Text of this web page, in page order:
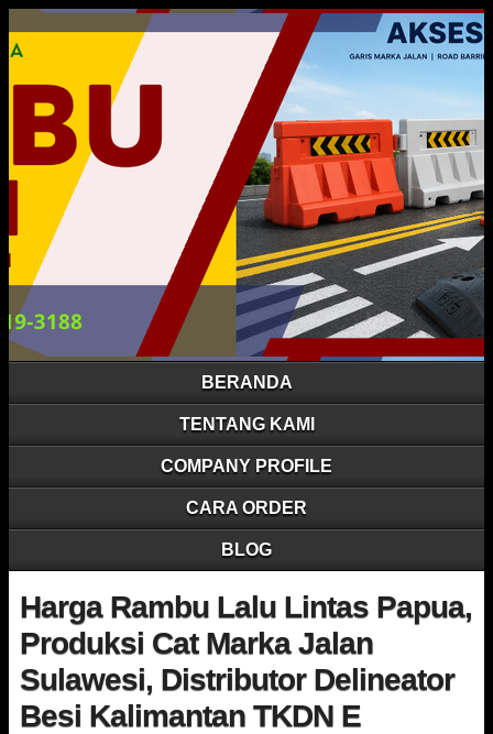
BERANDA
TENTANG KAMI
COMPANY PROFILE
CARA ORDER
BLOG
Harga Rambu Lalu Lintas Papua,
Produksi Cat Marka Jalan
Sulawesi, Distributor Delineator
Besi Kalimantan TKDN E